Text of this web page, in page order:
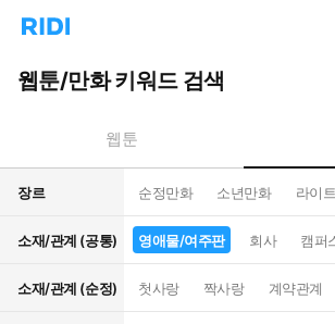
리
홈
으
턴
트
웹툰/만화 키워드 검색
웹툰
장르 순정만화 소년만화 라이
소재/관계 (공통) 영애물/여주판 회사 캠퍼
소재/관계 (순정) 첫사랑 짝사랑 계약관계